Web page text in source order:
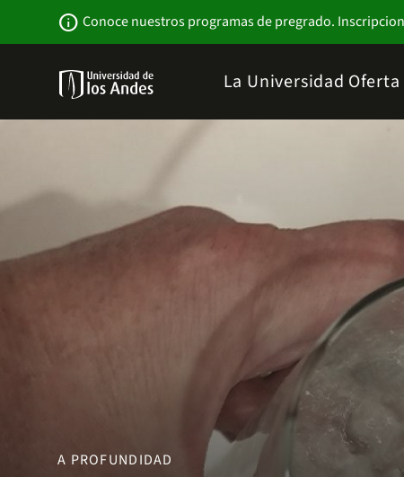
info Conoce nuestros programas de pregrado.
La Universidad
A PROFUNDIDAD